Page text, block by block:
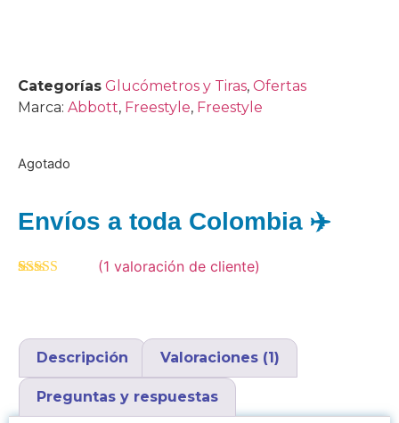
Categorías Glucómetros y Tiras, Ofertas
Marca: Abbott, Freestyle, Freestyle
Agotado
Envíos a toda Colombia ✈️
de cliente
(1 valoración de cliente)
Descripción Valoraciones (1)
Preguntas y respuestas